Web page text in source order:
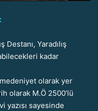
Destanı, Yaradılış
kadar
olarak yer
olarak M.Ö 2500’lü
yazısı sayesinde